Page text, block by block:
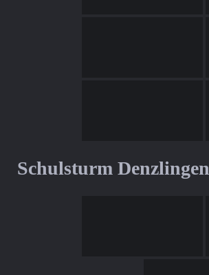
Schulsturm Denzlingen